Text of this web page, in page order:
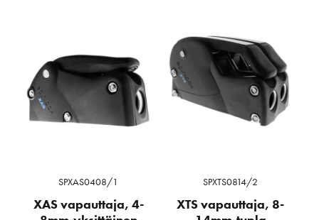
SPXAS0408/1
XAS vapauttaja, 4-
SPXTS0814/2
XTS vapauttaja, 8-